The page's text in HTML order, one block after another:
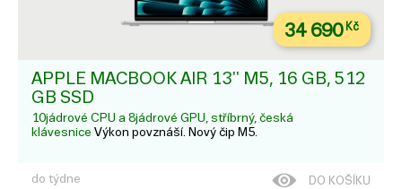
34 690Kč
APPLE MACBOOK AIR 13'' M5, 16 GB, 512
GB SSD
10jádrové CPU a 8jádrové GPU, stříbrný, česká
klávesnice Výkon povznáší. Nový čip M5.
do týdne DO KOŠÍKU